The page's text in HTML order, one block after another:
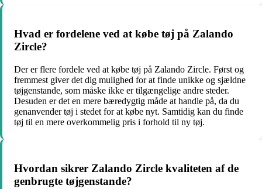
Hvad er fordelene ved at købe tøj på Zalando
Zircle?
Der er flere fordele ved at købe tøj på Zalando Zircle. Først og
fremmest giver det dig mulighed for at finde unikke og sjældne
tøjgenstande, som måske ikke er tilgængelige andre steder.
Desuden er det en mere bæredygtig måde at handle på, da du
genanvender tøj i stedet for at købe nyt. Samtidig kan du finde
tøj til en mere overkommelig pris i forhold til ny tøj.
Hvordan sikrer Zalando Zircle kvaliteten af de
genbrugte tøjgenstande?